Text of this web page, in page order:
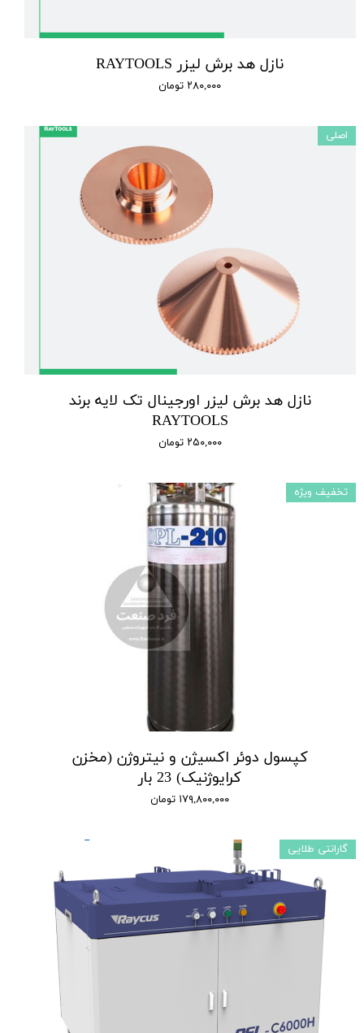
نازل هد برش لیزر RAYTOOLS
۲۸۰,۰۰۰ تومان
نازل هد برش لیزر اورجینال تک لایه برند
RAYTOOLS
۲۵۰,۰۰۰ تومان
اصلی
کپسول دوئر اکسیژن و نیتروژن (مخزن
کرایوژنیک) 23 بار
۱۷۹,۸۰۰,۰۰۰ تومان
تخفیف ویژه
گارانتی طلایی